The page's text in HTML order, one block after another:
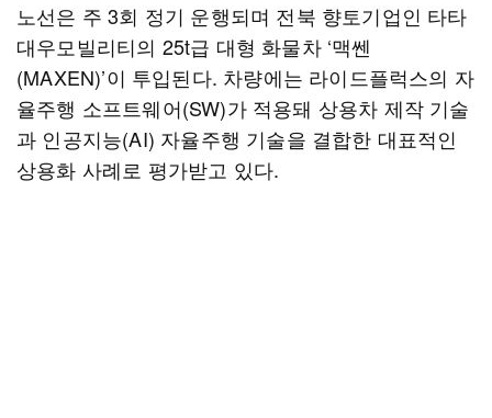
노선은 주 3회 정기 운행되며 전북 향토기업인 타타
대우모빌리티의 25t급 대형 화물차 ‘맥쎈
(MAXEN)’이 투입된다. 차량에는 라이드플럭스의 자
율주행 소프트웨어(SW)가 적용돼 상용차 제작 기술
과 인공지능(AI) 자율주행 기술을 결합한 대표적인
상용화 사례로 평가받고 있다.